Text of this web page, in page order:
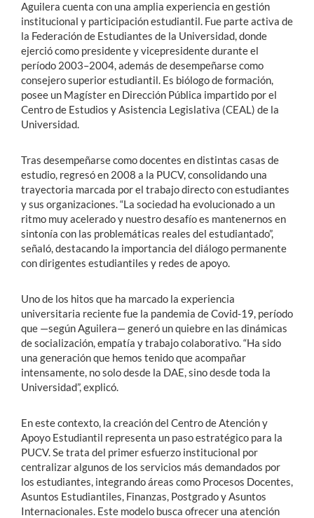
Aguilera cuenta con una amplia experiencia en gestión
institucional y participación estudiantil. Fue parte activa de
la Federación de Estudiantes de la Universidad, donde
ejerció como presidente y vicepresidente durante el
período 2003–2004, además de desempeñarse como
consejero superior estudiantil. Es biólogo de formación,
posee un Magíster en Dirección Pública impartido por el
Centro de Estudios y Asistencia Legislativa (CEAL) de la
Universidad.
Tras desempeñarse como docentes en distintas casas de
estudio, regresó en 2008 a la PUCV, consolidando una
trayectoria marcada por el trabajo directo con estudiantes
y sus organizaciones. “La sociedad ha evolucionado a un
ritmo muy acelerado y nuestro desafío es mantenernos en
sintonía con las problemáticas reales del estudiantado”,
señaló, destacando la importancia del diálogo permanente
con dirigentes estudiantiles y redes de apoyo.
Uno de los hitos que ha marcado la experiencia
universitaria reciente fue la pandemia de Covid-19, período
que —según Aguilera— generó un quiebre en las dinámicas
de socialización, empatía y trabajo colaborativo. “Ha sido
una generación que hemos tenido que acompañar
intensamente, no solo desde la DAE, sino desde toda la
Universidad”, explicó.
En este contexto, la creación del Centro de Atención y
Apoyo Estudiantil representa un paso estratégico para la
PUCV. Se trata del primer esfuerzo institucional por
centralizar algunos de los servicios más demandados por
los estudiantes, integrando áreas como Procesos Docentes,
Asuntos Estudiantiles, Finanzas, Postgrado y Asuntos
Internacionales. Este modelo busca ofrecer una atención